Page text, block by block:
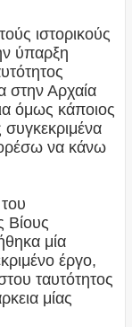
ιστορικούς
ύπαρξη
στην Αρχαία
όμως κάποιος
να κάνω
Βίους
μία
έργο,
ταυτότητος
μίας